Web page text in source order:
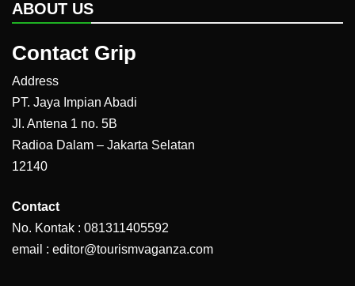
ABOUT US
Contact Grip
Address
PT. Jaya Impian Abadi
Jl. Antena 1 no. 5B
Radioa Dalam – Jakarta Selatan
12140
Contact
No. Kontak : 081311405592
email : editor@tourismvaganza.com